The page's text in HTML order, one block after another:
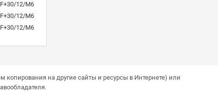
F+30/12/M6
F+30/12/M6
F+30/12/M6
копирования на другие сайты и ресурсы в Интернете) или